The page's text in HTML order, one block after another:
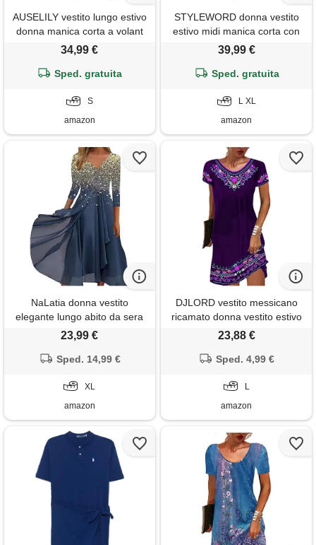
AUSELILY vestito lungo estivo
donna manica corta a volant
scollo v
34,99 €
Sped. gratuita
S
amazon
STYLEWORD donna vestito
estivo midi manica corta con
volant vestito floreale swing
39,99 €
Sped. gratuita
L XL
amazon
NaLatia donna vestito
elegante lungo abito da sera
scollo a v manica corta
aderente abito estivo taglie
23,99 €
Sped. 14,99 €
XL
amazon
DJLORD vestito messicano
ricamato donna vestito estivo
donna casual manica corta
abiti boho-midi, lilla, l
23,88 €
Sped. 4,99 €
L
amazon